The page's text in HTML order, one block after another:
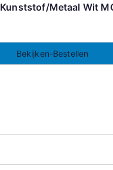
Metaal Wit
Bekijken-Bestellen